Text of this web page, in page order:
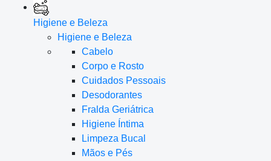
Higiene e Beleza
Higiene e Beleza
Cabelo
Corpo e Rosto
Cuidados Pessoais
Desodorantes
Fralda Geriátrica
Higiene Íntima
Limpeza Bucal
Mãos e Pés